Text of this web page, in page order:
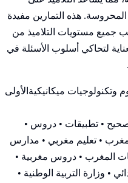
هذه التمارين مفيدة
جميع مستويات التلاميذ من
لتحاكي أسلوب الأسئلة في
وتكنولوجيات ميكانيكية الأولى
• تطبيقات • دروس •
• تعليم مغربي • مدارس
المغرب • دروس مغربية •
• وزارة التربية الوطنية •